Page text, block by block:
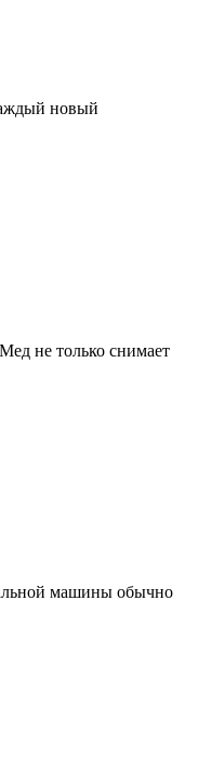
новый
не только снимает
машины обычно